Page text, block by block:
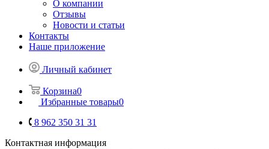
О компании
Отзывы
Новости и статьи
Контакты
Наше приложение
Личный кабинет
Корзина0
Избранные товары0
8 962 350 31 31
Контактная информация